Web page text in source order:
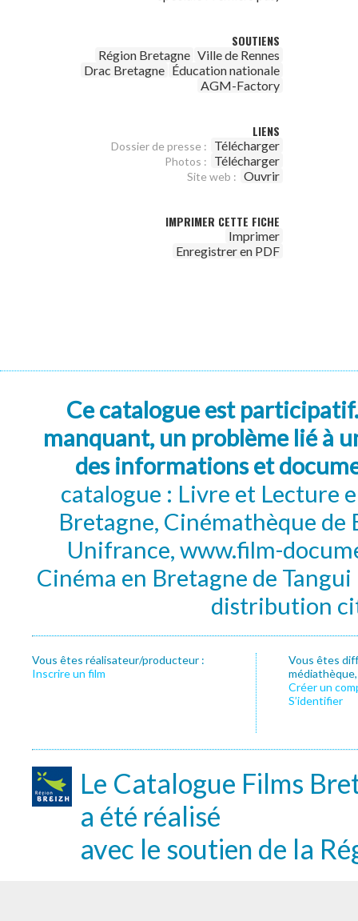
SOUTIENS
Région Bretagne Ville de Rennes
Drac Bretagne Éducation nationale
AGM-Factory
LIENS
Dossier de presse : Télécharger
Photos : Télécharger
Site web : Ouvrir
IMPRIMER CETTE FICHE
Imprimer
Enregistrer en PDF
Ce catalogue est
manquant, un problème lié à
des informations et
catalogue : Livre et Lecture
Bretagne, Cinémathèque de
Unifrance, www.film-
Cinéma en Bretagne de
distribution
Vous êtes réalisateur/producteur :
Inscrire un film
Vous êtes
Créer un
S’identifier
Le Catalogue Films
a été réalisé
avec le soutien de la